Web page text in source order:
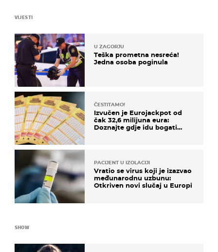
VIJESTI
U ZAGORJU
Teška prometna nesreća!
Jedna osoba poginula
ČESTITAMO!
Izvučen je Eurojackpot od
čak 32,6 milijuna eura:
Doznajte gdje idu bogati
PACIJENT U IZOLACIJI
Vratio se virus koji je izazvao
međunarodnu uzbunu:
Otkriven novi slučaj u Europi
SHOW